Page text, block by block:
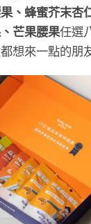
、蜂蜜芥末杏
芒果腰果任選
想來一點的朋